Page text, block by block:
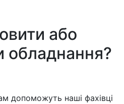
або
обладнання?
допоможуть наші фахівці